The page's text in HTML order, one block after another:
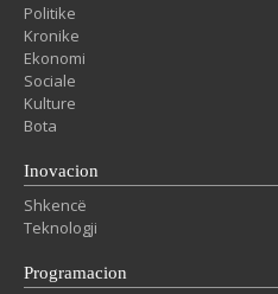
Politike
Kronike
Ekonomi
Sociale
Kulture
Bota
Inovacion
Shkencë
Teknologji
Programacion